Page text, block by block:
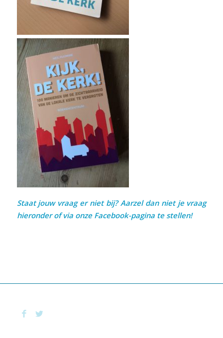
Staat jouw vraag er niet bij? Aarzel dan niet je vraag
hieronder of via onze Facebook-paginate stellen!